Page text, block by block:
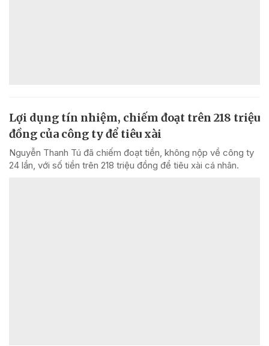
Lợi dụng tín nhiệm, chiếm đoạt trên 218 triệu
đồng của công ty để tiêu xài
Nguyễn Thanh Tú đã chiếm đoạt tiền, không nộp về công ty
24 lần, với số tiền trên 218 triệu đồng để tiêu xài cá nhân.